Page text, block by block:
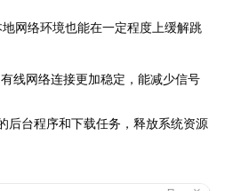
网络环境也能在一定程度上缓解跳
线网络连接更加稳定，能减少信号
后台程序和下载任务，释放系统资源